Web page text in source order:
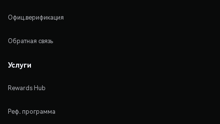
Офиц.верификация
Обратная связь
Услуги
Rewards Hub
Реф. программа